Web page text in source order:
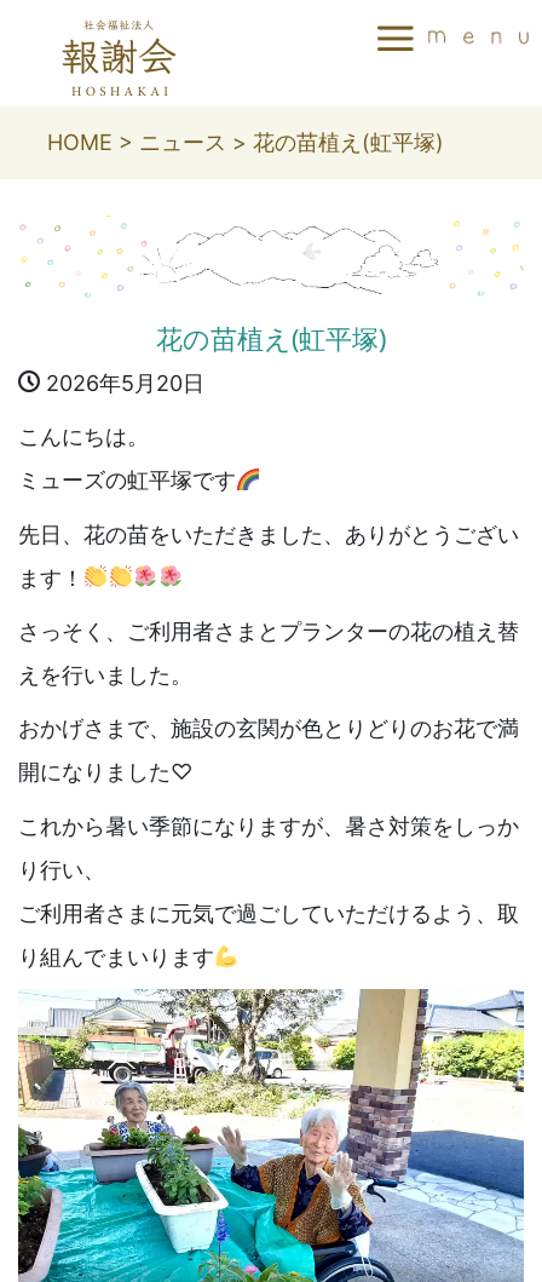
HOME > ニュース > 花の苗植え(虹平塚)
花の苗植え(虹平塚)
2026年5月20日
こんにちは。
ミューズの虹平塚です
先日、花の苗をいただきました、ありがとうござい
ます！
さっそく、ご利用者さまとプランターの花の植え替
えを行いました。
おかげさまで、施設の玄関が色とりどりのお花で満
開になりました♡
これから暑い季節になりますが、暑さ対策をしっか
り行い、
ご利用者さまに元気で過ごしていただけるよう、取
り組んでまいります